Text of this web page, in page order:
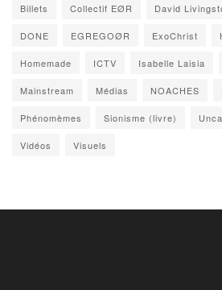
Billets Collectif EØR David
DONE EGREGOØR ExoChrist
Homemade ICTV Isabelle Laisia
Mainstream Médias NOACHES
Phénomèmes Sionisme (livre)
Vidéos Visuels